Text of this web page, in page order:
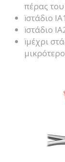
πέρας
ïστάδιο
ïστάδιο
ïμέχρι